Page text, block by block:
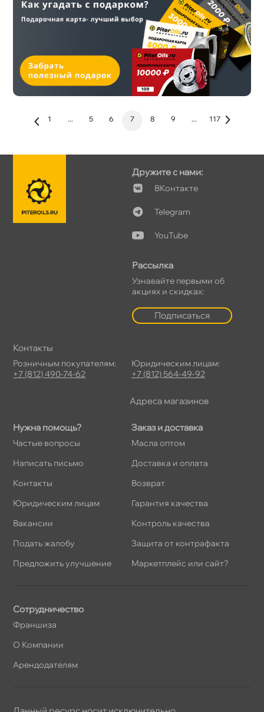
1 ... 5 6 7 8 9 ... 117
Нужна помощь?
Частые вопросы
Написать письмо
Контакты
Юридическим лицам
акансии
Подать жалобу
Предложить улучшение
Заказ и доставка
Масла оптом
Доставка и оплата
озврат
Гарантия качества
Контроль качества
Защита от контрафакта
Маркетплейс или сайт?
Дружите с нами:
Контакте
Telegram
YouTube
Рассылка
Узнавайте первыми о
акциях и скидках:
Подписаться
Сотрудничество
Франшиза
О Компании
Арендодателям
Контакты
Розничным покупателям:
+7 (812) 490-74-62
Юридическим лицам:
+7 (812) 564-49-92
Адреса магазино